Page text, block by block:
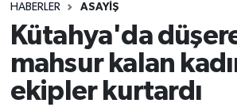
HABERLER ASAYIŞ
Kütahya'da
mahsur kalan
ekipler kurtardı
Bölge
Çavdarhisar
Son Dakika Haberleri
Haber Arşivi